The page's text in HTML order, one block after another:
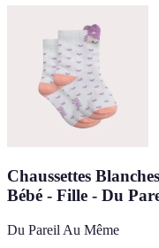
Chaussettes
Bébé - Fille - Du
Du Pareil Au Même